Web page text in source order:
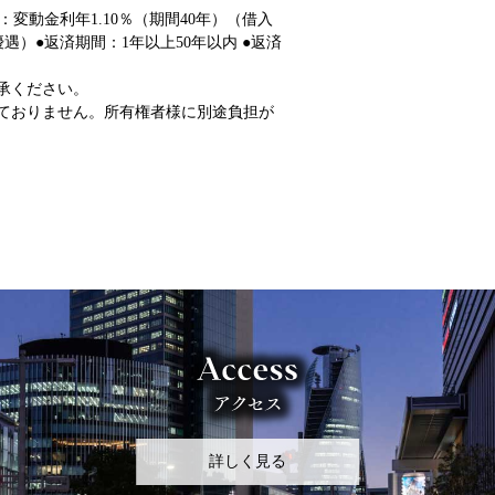
変動金利年1.10％（期間40年）（借入
）●返済期間：1年以上50年以内 ●返済
ださい。
おりません。所有権者様に別途負担が
詳しく見る